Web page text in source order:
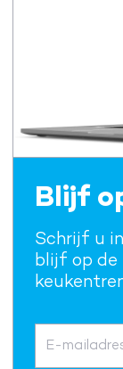
Blijf
Schrijf u
blijf op de
E-